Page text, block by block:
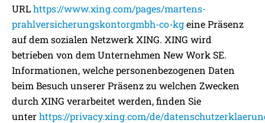
URLhttps://www.xing.com/pages/martens-
prahlversicherungskontorgmbh-co-kgeine Präsenz
auf dem sozialen Netzwerk XING. XING wird
betrieben von dem Unternehmen New Work SE.
Informationen, welche personenbezogenen Daten
beim Besuch unserer Präsenz zu welchen Zwecken
durch XING verarbeitet werden, finden Sie
unterhttps://privacy.xing.com/de/